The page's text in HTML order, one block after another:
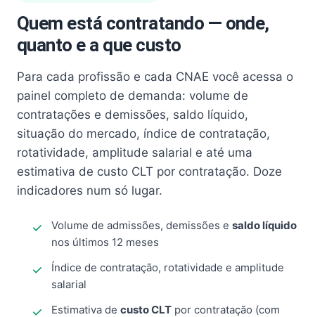
Quem está contratando — onde,
quanto e a que custo
Para cada profissão e cada CNAE você acessa o
painel completo de demanda: volume de
contratações e demissões, saldo líquido,
situação do mercado, índice de contratação,
rotatividade, amplitude salarial e até uma
estimativa de custo CLT por contratação. Doze
indicadores num só lugar.
Volume de admissões, demissões e saldo líquido
nos últimos 12 meses
Índice de contratação, rotatividade e amplitude
salarial
Estimativa de custo CLT por contratação (com